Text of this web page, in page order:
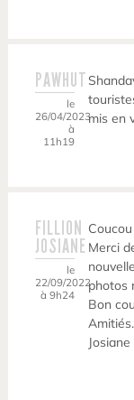
PAWHUT
le
26/04/2023
à
11h19
mis en
FILLION
JOSIANE
le
22/09/2022
à 9h24
Merci
photos
Bon
Amitiés.